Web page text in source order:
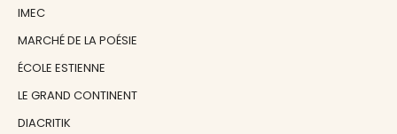
IMEC
MARCHÉ DE LA POÉSIE
ÉCOLE ESTIENNE
LE GRAND CONTINENT
DIACRITIK